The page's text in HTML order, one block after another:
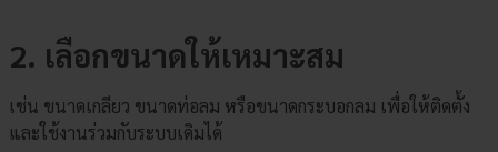
2. เลือกขนาดให้เหมาะสม
เช่น ขนาดเกลียว ขนาดท่อลม หรือขนาดกระบอกลม เพื่อให้ติดตั้ง
และใช้งานร่วมกับระบบเดิมได้